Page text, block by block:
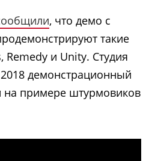
, что демо с
такие
Remedy и Unity. Студия
2018 демонстрационный
на примере штурмовиков